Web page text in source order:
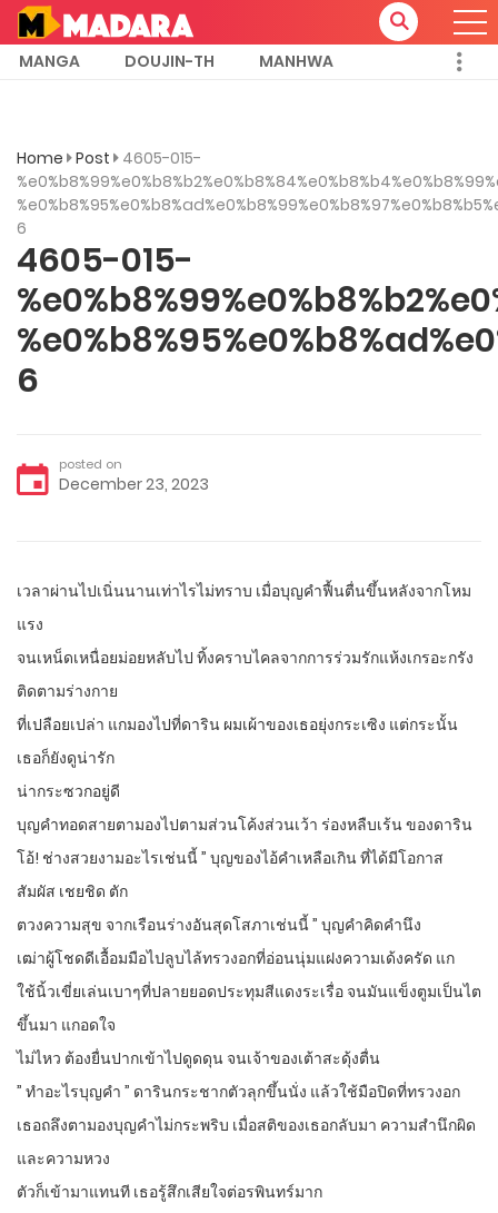
MANGA DOUJIN-TH MANHWA
Home Post
4605-015-
6
4605-015-
6
posted on
December 23, 2023
เวลาผ่านไปเนิ่นนานเท่าไรไม่ทราบ เมื่อบุญคำฟื้นตื่นขึ้นหลังจากโหม
แรง
จนเหน็ดเหนื่อยม่อยหลับไป ทิ้งคราบไคลจากการร่วมรักแห้งเกรอะกรัง
ติดตามร่างกาย
ที่เปลือยเปล่า แกมองไปที่ดาริน ผมเผ้าของเธอยุ่งกระเซิง แต่กระนั้น
เธอก็ยังดูน่ารัก
น่ากระซวกอยู่ดี
บุญคำทอดสายตามองไปตามส่วนโค้งส่วนเว้า ร่องหลืบเร้น ของดาริน
โอ้! ช่างสวยงามอะไรเช่นนี้ ” บุญของไอ้คำเหลือเกิน ที่ได้มีโอกาส
สัมผัส เชยชิด ตัก
ตวงความสุข จากเรือนร่างอันสุดโสภาเช่นนี้ ” บุญคำคิดคำนึง
เฒ่าผู้โชดดีเอื้อมมือไปลูบไล้ทรวงอกที่อ่อนนุ่มแฝงความเด้งครัด แก
ใช้นิ้วเขี่ยเล่นเบาๆที่ปลายยอดประทุมสีแดงระเรื่อ จนมันแข็งตูมเป็นไต
ขึ้นมา แกอดใจ
ไม่ไหว ต้องยื่นปากเข้าไปดูดดุน จนเจ้าของเต้าสะดุ้งตื่น
” ทำอะไรบุญคำ ” ดารินกระชากตัวลุกขึ้นนั่ง แล้วใช้มือปิดที่ทรวงอก
เธอถลึงตามองบุญคำไม่กระพริบ เมื่อสติของเธอกลับมา ความสำนึกผิด
และความหวง
ตัวก็เข้ามาแทนที เธอรู้สึกเสียใจต่อรพินทร์มาก